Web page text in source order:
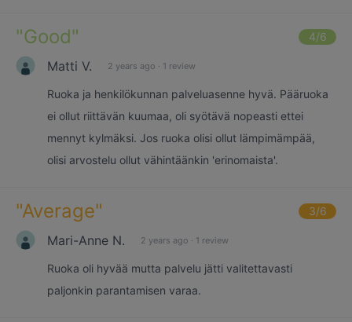
"Good" 4/6
Matti V. 2 years ago · 1 review
Ruoka ja henkilökunnan palveluasenne hyvä. Pääruoka
ei ollut riittävän kuumaa, oli syötävä nopeasti ettei
mennyt kylmäksi. Jos ruoka olisi ollut lämpimämpää,
olisi arvostelu ollut vähintäänkin 'erinomaista'.
"Average" 3/6
Mari-Anne N. 2 years ago · 1 review
Ruoka oli hyvää mutta palvelu jätti valitettavasti
paljonkin parantamisen varaa.